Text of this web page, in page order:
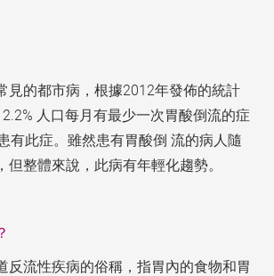
見的都市病，根據2012年發佈的統計
人口每月有最少一次胃酸倒流的症
有此症。雖然患有胃酸倒 流的病人隨
但整體來說，此病有年輕化趨勢。
反流性疾病的俗稱，指胃內的食物和胃